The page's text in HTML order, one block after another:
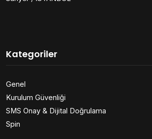
Kategoriler
Genel
Kurulum Güvenliği
SMS Onay & Dijital Doğrulama
Spin